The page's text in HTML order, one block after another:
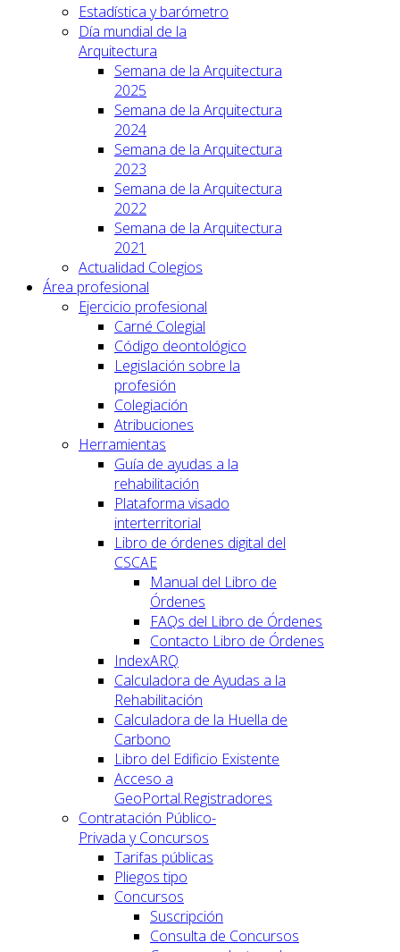
Estadística y barómetro
Día mundial de la
Arquitectura
Semana de la Arquitectura
2025
Semana de la Arquitectura
2024
Semana de la Arquitectura
2023
Semana de la Arquitectura
2022
Semana de la Arquitectura
2021
Actualidad Colegios
Área profesional
Ejercicio profesional
Carné Colegial
Código deontológico
Legislación sobre la
profesión
Colegiación
Atribuciones
Herramientas
Guía de ayudas a la
rehabilitación
Plataforma visado
interterritorial
Libro de órdenes digital del
CSCAE
Manual del Libro de
Órdenes
FAQs del Libro de Órdenes
Contacto Libro de Órdenes
IndexARQ
Calculadora de Ayudas a la
Rehabilitación
Calculadora de la Huella de
Carbono
Libro del Edificio Existente
Acceso a
GeoPortal.Registradores
Contratación Público-
Privada y Concursos
Tarifas públicas
Pliegos tipo
Concursos
Suscripción
Consulta de Concursos